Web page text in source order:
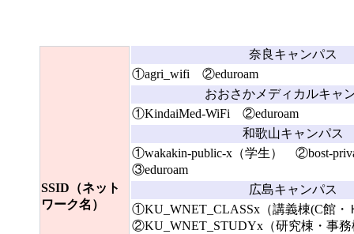
SSID（ネット
ワーク名）
奈良キャンパス
①agri_wifi ②eduroam
おおさかメディカルキャ
①KindaiMed-WiFi ②eduroam
和歌山キャンパス
①wakakin-public-x（学生） ②bost-
③eduroam
広島キャンパス
①KU_WNET_CLASSx（講義棟(C館・
②KU_WNET_STUDYx（研究棟・事務